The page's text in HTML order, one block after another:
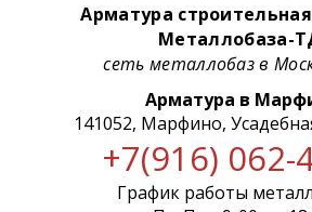
Арматура
Металлобаза-
сеть металлобаз в
Арматура в
141052, Марфино,
+7(916) 062-
График работы